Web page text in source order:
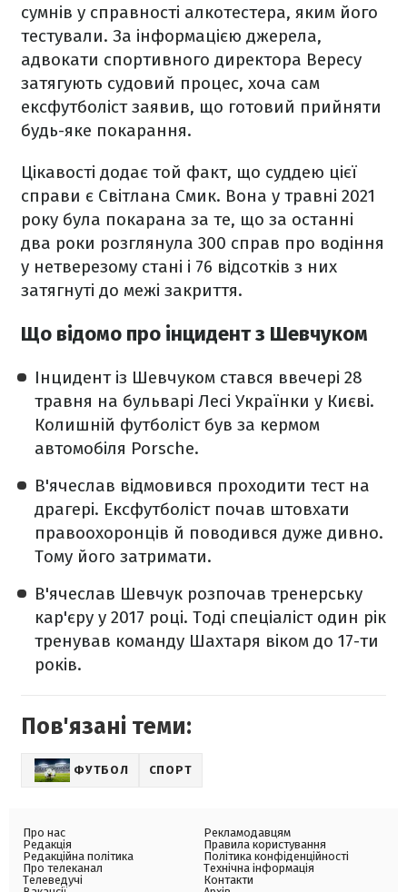
сумнів у справності алкотестера, яким його
тестували. За інформацією джерела,
адвокати спортивного директора Вересу
затягують судовий процес, хоча сам
ексфутболіст заявив, що готовий прийняти
будь-яке покарання.
Цікавості додає той факт, що суддею цієї
справи є Світлана Смик. Вона у травні 2021
року була покарана за те, що за останні
два роки розглянула 300 справ про водіння
у нетверезому стані і 76 відсотків з них
затягнуті до межі закриття.
Що відомо про інцидент з Шевчуком
Інцидент із Шевчуком стався ввечері 28
травня на бульварі Лесі Українки у Києві.
Колишній футболіст був за кермом
автомобіля Porsche.
В'ячеслав відмовився проходити тест на
драгері. Ексфутболіст почав штовхати
правоохоронців й поводився дуже дивно.
Тому його затримати.
В'ячеслав Шевчук розпочав тренерську
кар'єру у 2017 році. Тоді спеціаліст один рік
тренував команду Шахтаря віком до 17-ти
років.
Пов'язані теми:
ФУТБОЛ СПОРТ
Про нас
Редакція
Редакційна політика
Про телеканал
Телеведучі
Рекламодавцям
Правила користування
Політика конфіденційності
Технічна інформація
Контакти